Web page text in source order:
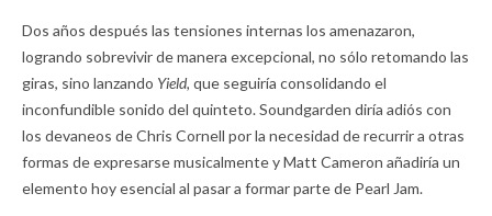
Dos años después las tensiones internas los amenazaron,
logrando sobrevivir de manera excepcional, no sólo retomando las
giras, sino lanzando Yield, que seguiría consolidando el
inconfundible sonido del quinteto. Soundgarden diría adiós con
los devaneos de Chris Cornell por la necesidad de recurrir a otras
formas de expresarse musicalmente y Matt Cameron añadiría un
elemento hoy esencial al pasar a formar parte de Pearl Jam.